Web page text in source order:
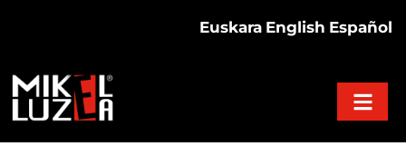
Euskara English Español